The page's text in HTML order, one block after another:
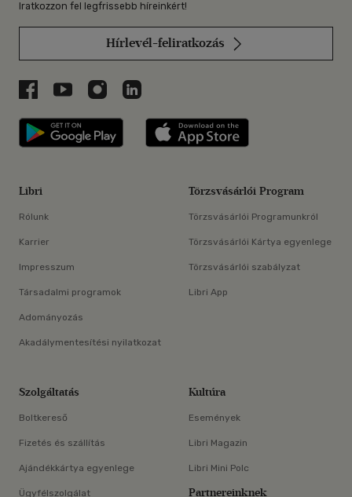
Iratkozzon fel legfrissebb híreinkért!
Hírlevél-feliratkozás
Libri a Facebookon
Libri a Youtube-on
Libri az Instagramon
Libri a LinkedInen
Libri applikáció Szerezd meg: Google
Libri
Rólunk
Karrier
Impresszum
Társadalmi programok
Adományozás
Akadálymentesítési nyilatkozat
Törzsvásárlói Program
Törzsvásárlói Programunkról
Törzsvásárlói Kártya egyenlege
Törzsvásárlói szabályzat
Libri App
Szolgáltatás
Boltkereső
Fizetés és szállítás
Ajándékkártya egyenlege
Ügyfélszolgálat
Kultúra
Események
Libri Magazin
Libri Mini Polc
Partnereinknek